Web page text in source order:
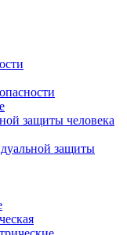
защиты человека
защиты